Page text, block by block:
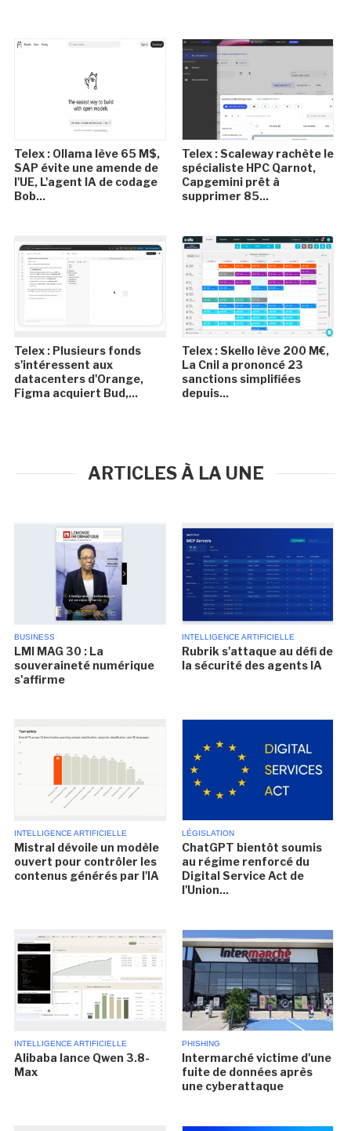
Telex : Ollama lève 65 M$,
SAP évite une amende de
l'UE, L'agent IA de codage
Bob...
Telex : Scaleway rachète le
spécialiste HPC Qarnot,
Capgemini prêt à
supprimer 85...
Telex : Plusieurs fonds
s'intéressent aux
datacenters d'Orange,
Figma acquiert Bud,...
Telex : Skello lève 200 M€,
La Cnil a prononcé 23
sanctions simplifiées
depuis...
ARTICLES À LA UNE
BUSINESS
LMI MAG 30 : La
souveraineté numérique
s'affirme
INTELLIGENCE ARTIFICIELLE
Rubrik s'attaque au défi de
la sécurité des agents IA
INTELLIGENCE ARTIFICIELLE
Mistral dévoile un modèle
ouvert pour contrôler les
contenus générés par l'IA
LÉGISLATION
ChatGPT bientôt soumis
au régime renforcé du
Digital Service Act de
l'Union...
INTELLIGENCE ARTIFICIELLE
Alibaba lance Qwen 3.8-
Max
PHISHING
Intermarché victime d'une
fuite de données après
une cyberattaque